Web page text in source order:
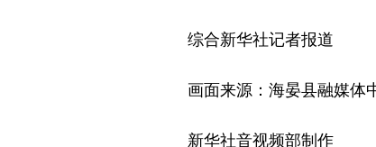
综合新华社记者报道
画面来源：海晏县融媒体
新华社音视频部制作